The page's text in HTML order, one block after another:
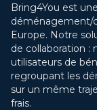
Bring4You est
déménagement/
Europe. Notre
de collaboration :
utilisateurs de
regroupant les
sur un même
frais.